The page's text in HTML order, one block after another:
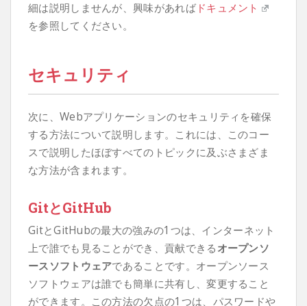
細は説明しませんが、興味があればドキュメント
を参照してください。
セキュリティ
次に、Webアプリケーションのセキュリティを確保
する方法について説明します。これには、このコー
スで説明したほぼすべてのトピックに及ぶさまざま
な方法が含まれます。
GitとGitHub
GitとGitHubの最大の強みの1つは、インターネット
上で誰でも見ることができ、貢献できるオープンソ
ースソフトウェアであることです。オープンソース
ソフトウェアは誰でも簡単に共有し、変更すること
ができます。この方法の欠点の1つは、パスワードや